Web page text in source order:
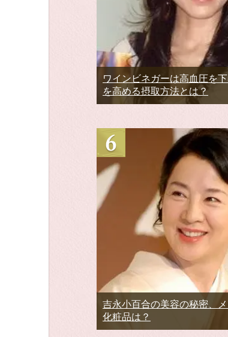
ワインビネガーは高血圧を
を高める摂取方法とは？
吉永小百合の美容の秘密、メ
化粧品は？